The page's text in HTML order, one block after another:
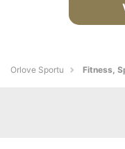
Orlove Sportu Fitness,